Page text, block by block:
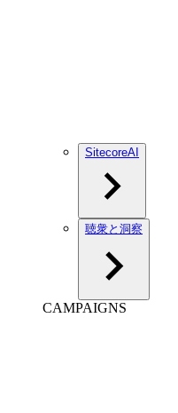
SitecoreAI
聴衆と洞察
CAMPAIGNS